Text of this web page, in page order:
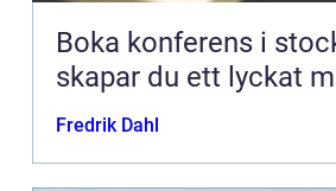
Boka konferens i
skapar du ett lyckat
Fredrik Dahl